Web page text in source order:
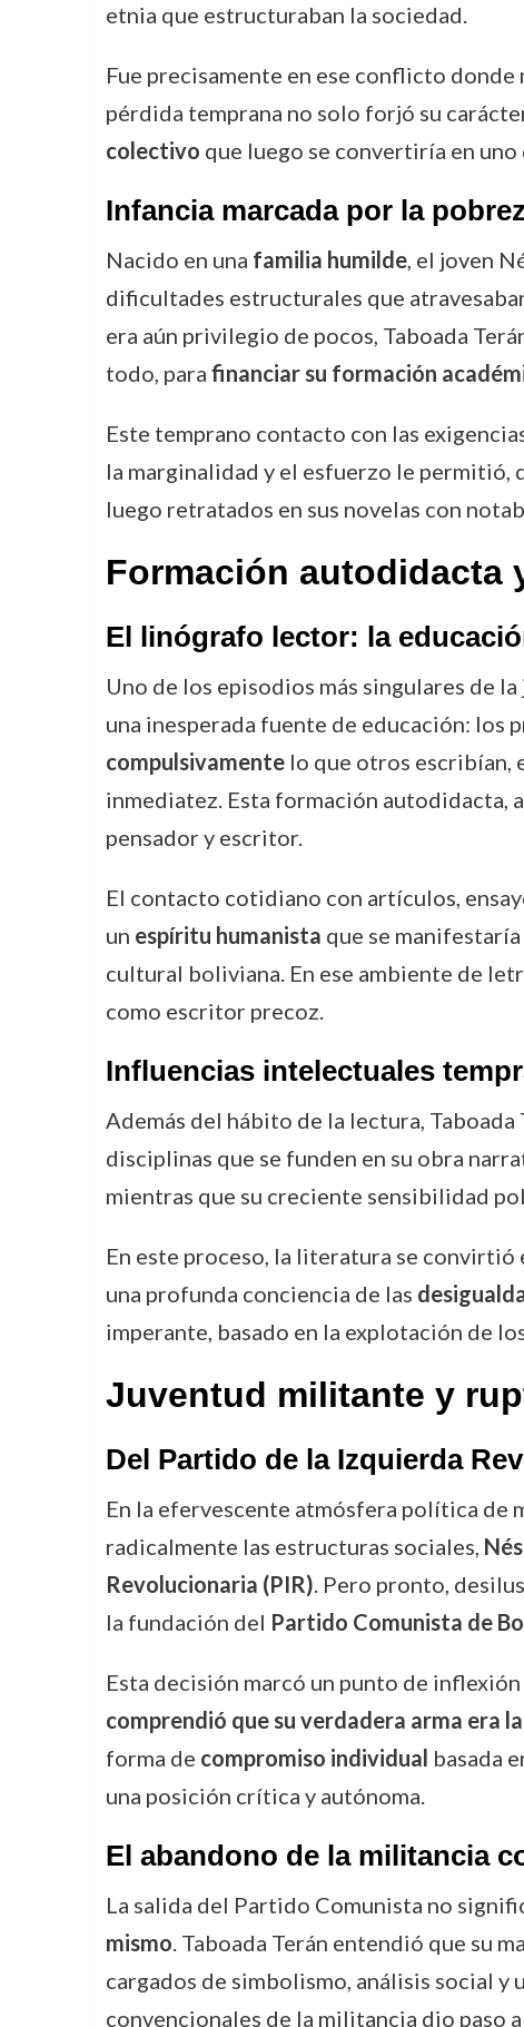
etnia que estructuraban la sociedad.
Fue precisamente en ese conflicto
pérdida temprana no solo forjó su
colectivo que luego se convertiría en
Infancia marcada por la
Nacido en una familia humilde, el joven
dificultades estructurales que
era aún privilegio de pocos, Taboada
todo, para financiar su formación
Este temprano contacto con las
la marginalidad y el esfuerzo le permitió,
luego retratados en sus novelas con
Formación autodidacta
El linógrafo lector: la
Uno de los episodios más singulares de
una inesperada fuente de educación: los
compulsivamentelo que otros escribían,
inmediatez. Esta formación autodidacta,
pensador y escritor.
El contacto cotidiano con artículos,
un espíritu humanista que se
cultural boliviana. En ese ambiente de
como escritor precoz.
Influencias intelectuales
Además del hábito de la lectura,
disciplinas que se funden en su obra
mientras que su creciente sensibilidad
En este proceso, la literatura se
una profunda conciencia de las
imperante, basado en la explotación de
Juventud militante y
Del Partido de la Izquierda
En la efervescente atmósfera política de
radicalmente las estructuras sociales,
Revolucionaria (PIR). Pero pronto,
la fundación del Partido Comunista de
Esta decisión marcó un punto de
comprendió que su verdadera arma era
forma de compromiso individual basada
una posición crítica y autónoma.
El abandono de la militancia
La salida del Partido Comunista no
mismo. Taboada Terán entendió que su
cargados de simbolismo, análisis social
convencionales de la militancia dio paso a